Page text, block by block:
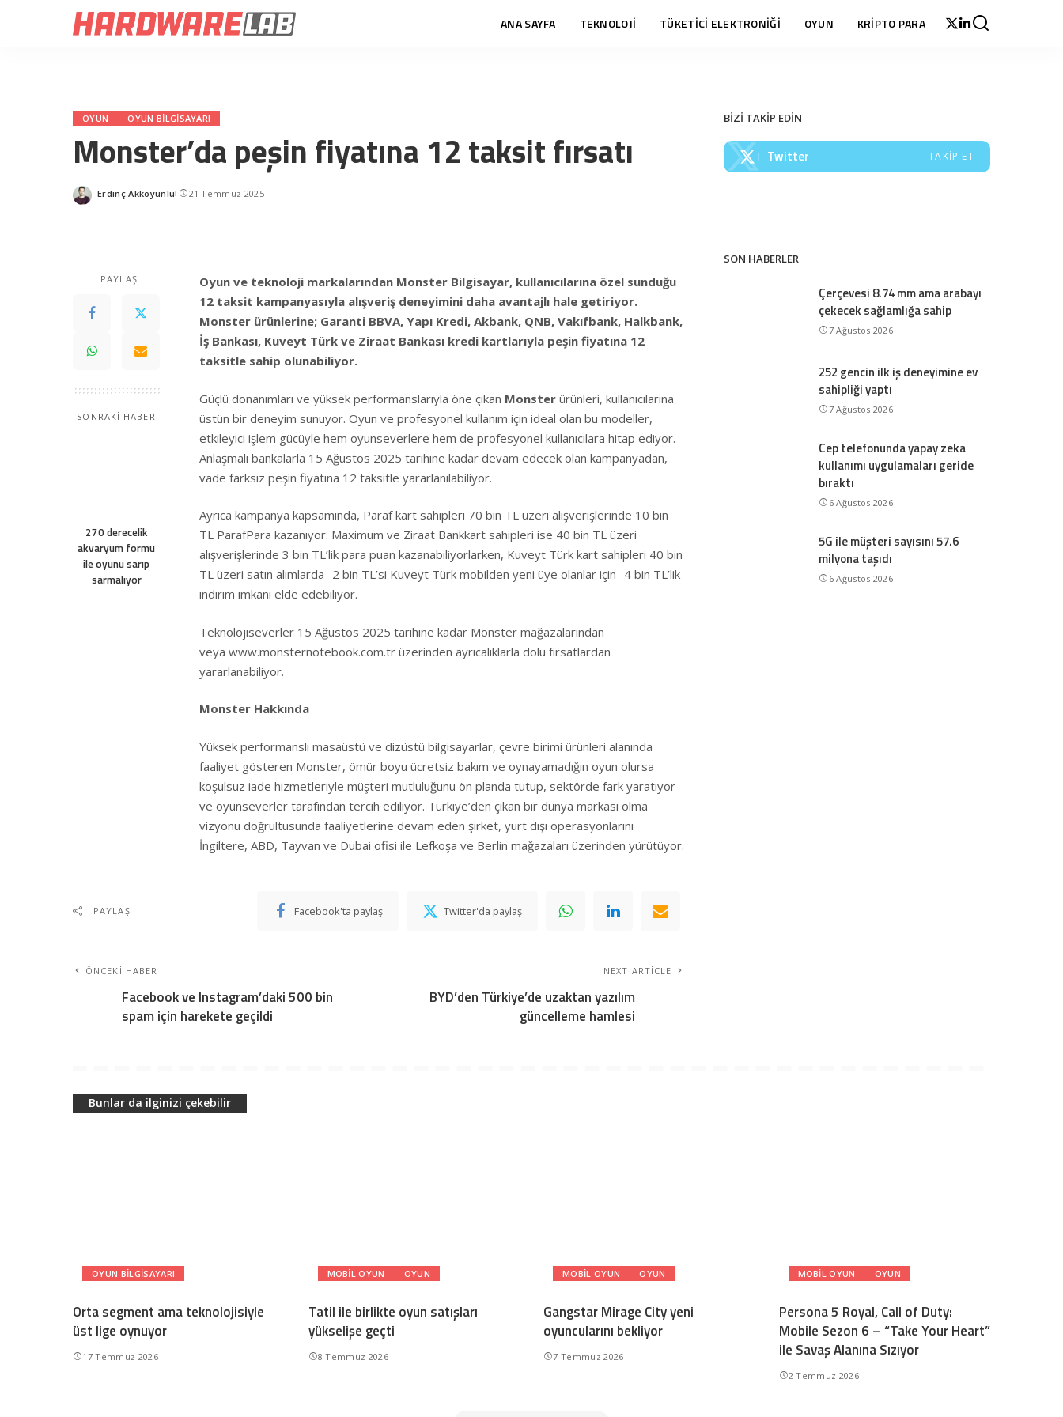
ANA SAYFA TEKNOLOJİ TÜKETİCİ ELEKTRONİĞİ OYUN KRİPTO PARA
OYUN OYUN BILGISAYARI
Monster’da peşin fiyatına 12 taksit fırsatı
Posted
Erdinç Akkoyunlu 21 Temmuz 2025
PAYLAŞ
SONRAKİ HABER
270 derecelik
akvaryum formu
ile oyunu sarıp
sarmalıyor
Oyun ve teknoloji markalarından Monster Bilgisayar, kullanıcılarına özel sunduğu
12 taksit kampanyasıyla alışveriş deneyimini daha avantajlı hale getiriyor.
Monster ürünlerine; Garanti BBVA, Yapı Kredi, Akbank, QNB, Vakıfbank, Halkbank,
İş Bankası, Kuveyt Türk ve Ziraat Bankası kredi kartlarıyla peşin fiyatına 12
taksitle sahip olunabiliyor.
Güçlü donanımları ve yüksek performanslarıyla öne çıkan Monster ürünleri, kullanıcılarına
üstün bir deneyim sunuyor. Oyun ve profesyonel kullanım için ideal olan bu modeller,
etkileyici işlem gücüyle hem oyunseverlere hem de profesyonel kullanıcılara hitap ediyor.
Anlaşmalı bankalarla 15 Ağustos 2025 tarihine kadar devam edecek olan kampanyadan,
vade farksız peşin fiyatına 12 taksitle yararlanılabiliyor.
Ayrıca kampanya kapsamında, Paraf kart sahipleri 70 bin TL üzeri alışverişlerinde 10 bin
TL ParafPara kazanıyor. Maximum ve Ziraat Bankkart sahipleri ise 40 bin TL üzeri
alışverişlerinde 3 bin TL’lik para puan kazanabiliyorlarken, Kuveyt Türk kart sahipleri 40 bin
TL üzeri satın alımlarda -2 bin TL’si Kuveyt Türk mobilden yeni üye olanlar için- 4 bin TL’lik
indirim imkanı elde edebiliyor.
Teknolojiseverler 15 Ağustos 2025 tarihine kadar Monster mağazalarından
veya www.monsternotebook.com.tr üzerinden ayrıcalıklarla dolu fırsatlardan
yararlanabiliyor.
Monster Hakkında
Yüksek performanslı masaüstü ve dizüstü bilgisayarlar, çevre birimi ürünleri alanında
faaliyet gösteren Monster, ömür boyu ücretsiz bakım ve oynayamadığın oyun olursa
koşulsuz iade hizmetleriyle müşteri mutluluğunu ön planda tutup, sektörde fark yaratıyor
ve oyunseverler tarafından tercih ediliyor. Türkiye’den çıkan bir dünya markası olma
vizyonu doğrultusunda faaliyetlerine devam eden şirket, yurt dışı operasyonlarını
İngiltere, ABD, Tayvan ve Dubai ofisi ile Lefkoşa ve Berlin mağazaları üzerinden yürütüyor.
PAYLAŞ Facebook'ta paylaş Twitter'da paylaş
ÖNCEKI HABER
Facebook ve Instagram’daki 500 bin
spam için harekete geçildi
NEXT ARTICLE
BYD’den Türkiye’de uzaktan yazılım
güncelleme hamlesi
BİZİ TAKİP EDİN
Twitter TAKIP ET
SON HABERLER
Çerçevesi 8.74 mm ama arabayı
çekecek sağlamlığa sahip
7 Ağustos 2026
252 gencin ilk iş deneyimine ev
sahipliği yaptı
7 Ağustos 2026
Cep telefonunda yapay zeka
kullanımı uygulamaları geride
bıraktı
6 Ağustos 2026
5G ile müşteri sayısını 57.6
milyona taşıdı
6 Ağustos 2026
Bunlar da ilginizi çekebilir
OYUN BILGISAYARI
Orta segment ama teknolojisiyle
üst lige oynuyor
17 Temmuz 2026
MOBIL OYUN OYUN
Tatil ile birlikte oyun satışları
yükselişe geçti
8 Temmuz 2026
MOBIL OYUN OYUN
Gangstar Mirage City yeni
oyuncularını bekliyor
7 Temmuz 2026
MOBIL OYUN OYUN
Persona 5 Royal, Call of Duty:
Mobile Sezon 6 – “Take Your Heart”
ile Savaş Alanına Sızıyor
2 Temmuz 2026